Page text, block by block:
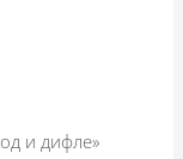
и дифле»